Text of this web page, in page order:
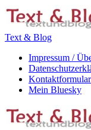
Zum
Inhalt
Text & Blog
Impressum /
Kontaktformular
Mein Bluesky